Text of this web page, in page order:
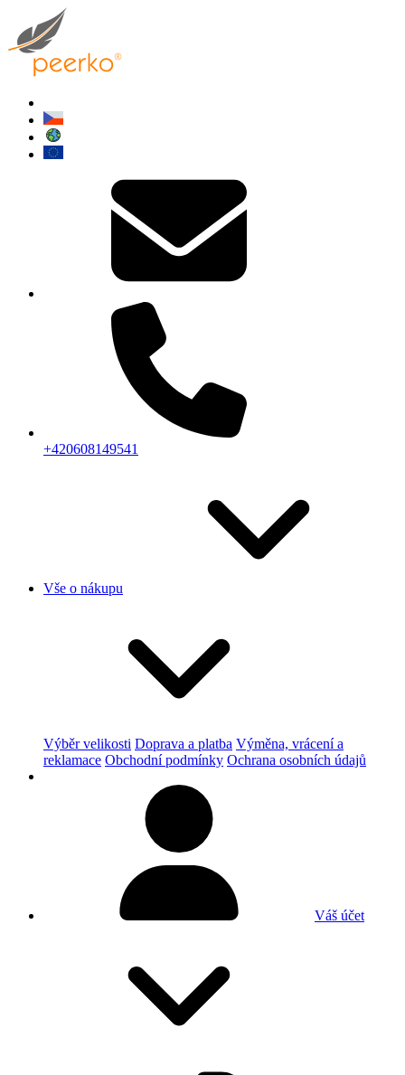
+420608149541
Vše o nákupu
Výběr velikosti Doprava a platba Výměna, vrácení a
reklamace Obchodní podmínky Ochrana osobních údajů
Váš účet